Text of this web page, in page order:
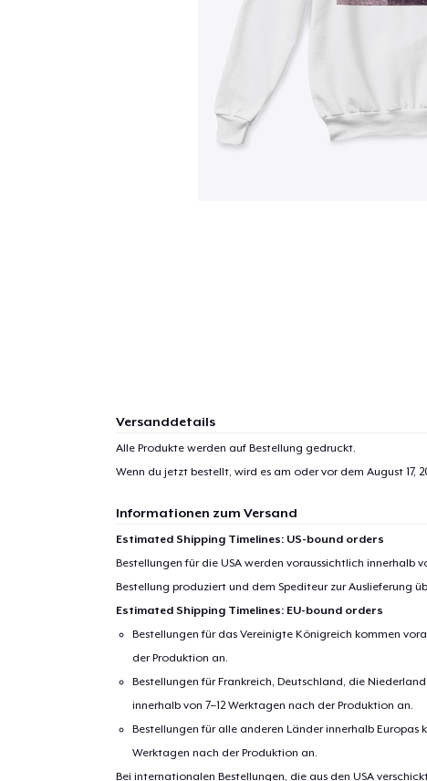
Versanddetails
Alle Produkte werden auf Bestellung gedruckt.
Wenn du jetzt bestellt, wird es am oder vor dem August 17,
Informationen zum Versand
Estimated Shipping Timelines: US-bound orders
Bestellungen für die USA werden voraussichtlich innerhalb
Bestellung produziert und dem Spediteur zur Auslieferung
Estimated Shipping Timelines: EU-bound orders
Bestellungen für das Vereinigte Königreich kommen
der Produktion an.
Bestellungen für Frankreich, Deutschland, die
innerhalb von 7–12 Werktagen nach der Produktion an.
Bestellungen für alle anderen Länder innerhalb Europas
Werktagen nach der Produktion an.
Bei internationalen Bestellungen, die aus den USA
1Artikel
Zur